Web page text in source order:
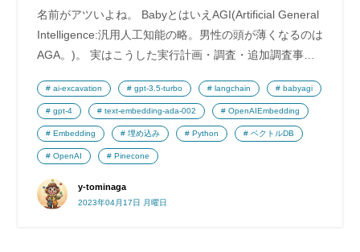
名前がアツいよね。 BabyとはいえAGI(Artificial General
Intelligence:汎用人工知能の略。男性の頭が薄くなるのは
AGA。)。 実はこうした実行計画・調査・追加調査事…
y-tominaga
2023年04月17日 月曜日
ai-excavation gpt-3.5-turbo langchain babyagi
gpt-4 text-embedding-ada-002 OpenAIEmbedding
Embedding 埋め込み Python ベクトルDB
OpenAI Pinecone